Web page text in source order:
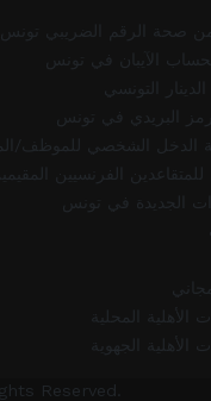
من صحة الرقم الضريبي تونس
الآيبان في تونس
التونسي
البريدي في تونس
الدخل الشخصي للموظف/
الفرنسيين
الجديدة في تونس
الأهلية المحلية
الأهلية الجهوية
Reserved.